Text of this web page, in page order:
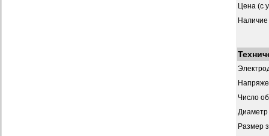
Цена (с
Наличие
Число
Диаметр
Размер